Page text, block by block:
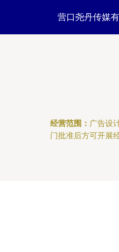
营口尧丹传媒
经营范围： 广告设
门批准后方可开展